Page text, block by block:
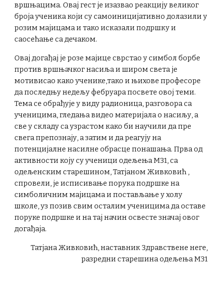
вршњацима. Овај гест је изазвао реакцију великог
броја ученика који су самоиницијативно долазили у
розим мајицама и тако исказали подршку и
саосећање са дечаком.
Овај догађај је розе мајице сврстао у симбол борбе
против вршњачког насиља и широм света је
мотивисао како ученике,тако и њихове професоре
да последњу недељу фебруара посвете овој теми.
Тема се обрађује у виду радионица, разговора са
ученицима, гледања видео материјала о насиљу, а
све у складу са узрастом како би научили да пре
свега препознају, а затим и да реагују на
потенцијалне насилне обрасце понашања. Прва од
активности коју су ученици одељења М31, са
одељенским старешином, Татјаном Живковић ,
спровели, је исписивање порука подршке на
симболичним мајицама и постављање у холу
школе, уз позив свим осталим ученицима да оставе
поруке подршке и на тај начин освесте значај овог
догађаја.
Татјана Живковић, наставник Здравствене неге,
разредни старешина одељења М31